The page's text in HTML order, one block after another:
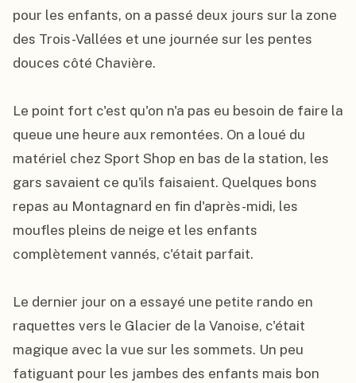
pour les enfants, on a passé deux jours sur la zone
des Trois-Vallées et une journée sur les pentes
douces côté Chavière.
Le point fort c'est qu'on n'a pas eu besoin de faire la
queue une heure aux remontées. On a loué du
matériel chez Sport Shop en bas de la station, les
gars savaient ce qu'ils faisaient. Quelques bons
repas au Montagnard en fin d'après-midi, les
moufles pleins de neige et les enfants
complètement vannés, c'était parfait.
Le dernier jour on a essayé une petite rando en
raquettes vers le Glacier de la Vanoise, c'était
magique avec la vue sur les sommets. Un peu
fatiguant pour les jambes des enfants mais bon